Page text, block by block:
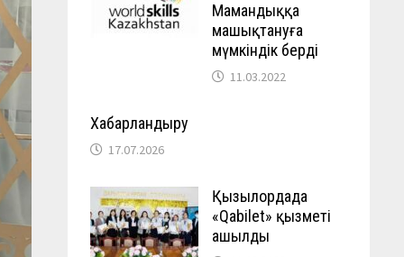
Мамандыққа
машықтануға
мүмкіндік берді
11.03.2022
Хабарландыру
17.07.2026
Қызылордада
«Qabilet» қызметі
ашылды